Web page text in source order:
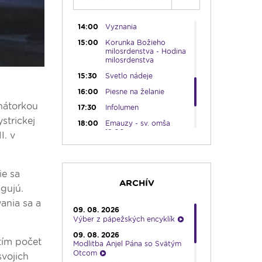
v
sa
sa a
počet
13:00
Rozhlasová hra
14:00
Vyznania
15:00
Korunka Božieho
milosrdenstva - Hodina
milosrdenstva
15:30
Svetlo nádeje
16:00
Piesne na želanie
17:30
Infolumen
18:00
Emauzy - sv. omša
18:00
19:00
Slávnostný ruženec
19:30
Kresťanské noviny
Rádio Vatikán - SK
20:30
Karmel
22:00
V sile slova
22:30
Pohoda s klasikou
ARCHÍV
09. 08. 2026
Výber z pápežských encyklík
09. 08. 2026
Modlitba Anjel Pána so Svätým
Otcom